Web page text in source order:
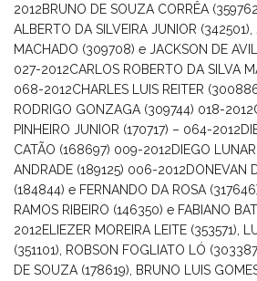
2012BRUNO DE SOUZA CORRÊA
ALBERTO DA SILVEIRA JUNIOR
MACHADO (309708) e JACKSON DE
027-2012CARLOS ROBERTO DA SILVA
068-2012CHARLES LUIS REITER
RODRIGO GONZAGA (309744) 018-2012
PINHEIRO JUNIOR (170717) – 064-2012
CATÃO (168697) 009-2012DIEGO
ANDRADE (189125) 006-2012DONEVAN
(184844) e FERNANDO DA ROSA
RAMOS RIBEIRO (146350) e FABIANO
2012ELIEZER MOREIRA LEITE (353571),
(351101), ROBSON FOGLIATO LÓ
DE SOUZA (178619), BRUNO LUIS